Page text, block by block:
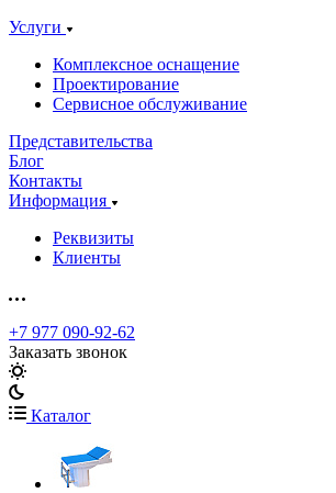
Услуги
Комплексное оснащение
Проектирование
Сервисное обслуживание
Представительства
Блог
Контакты
Информация
Реквизиты
Клиенты
+7 977 090-92-62
Заказать звонок
Каталог